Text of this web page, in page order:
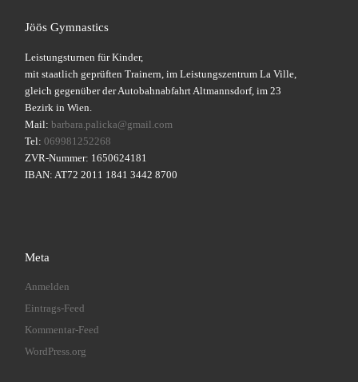
Jöös Gymnastics
Leistungsturnen für Kinder,
mit staatlich geprüften Trainern, im Leistungszentrum La Ville,
gleich gegenüber der Autobahnabfahrt Altmannsdorf, im 23
Bezirk in Wien.
Mail: barbara.palicka@gmail.com
Tel: 069981252268
ZVR-Nummer: 1650624181
IBAN: AT72 2011 1841 3442 8700
Meta
Anmelden
Eintrags-Feed
Kommentar-Feed
WordPress.org